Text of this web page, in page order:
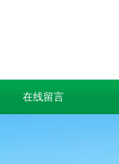
在线留言